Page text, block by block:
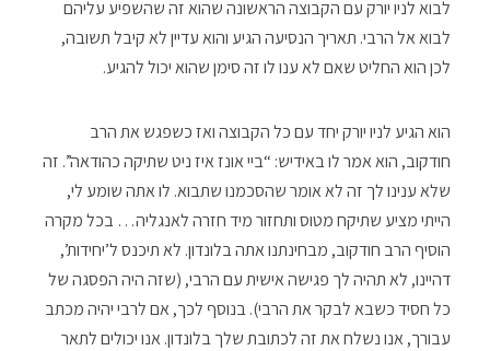
לבוא לניו יורק עם הקבוצה הראשונה שהוא זה שהשפיע עליהם
לבוא אל הרבי. תאריך הנסיעה הגיע והוא עדיין לא קיבל תשובה,
לכן הוא החליט שאם לא ענו לו זה סימן שהוא יכול להגיע.
הוא הגיע לניו יורק יחד עם כל הקבוצה ואז כשפגש את הרב
חודקוב, הוא אמר לו באידיש: “ביי אונז איז ניט שתיקה כהודאה”. זה
שלא ענינו לך זה לא אומר שהסכמנו שתבוא. לו אתה שומע לי,
הייתי מציע שתיקח מטוס ותחזור מיד חזרה לאנגליה… בכל מקרה
הוסיף הרב חודקוב, מבחינתנו אתה בלונדון. לא תיכנס ל’יחידות’,
דהיינו, לא תהיה לך פגישה אישית עם הרבי, (שזה היה הפסגה של
כל חסיד כשבא לבקר את הרבי). בנוסף לכך, אם לרבי יהיה מכתב
עבורך, אנו נשלח את זה לכתובת שלך בלונדון. אנו יכולים לתאר